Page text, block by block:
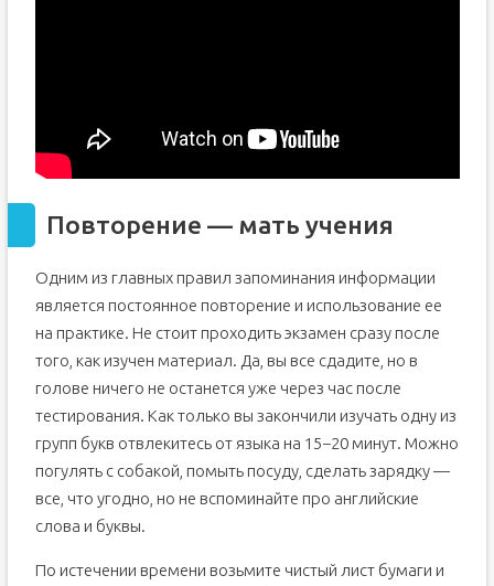
Повторение — мать учения
Одним из главных правил запоминания информации
является постоянное повторение и использование ее
на практике. Не стоит проходить экзамен сразу после
того, как изучен материал. Да, вы все сдадите, но в
голове ничего не останется уже через час после
тестирования. Как только вы закончили изучать одну из
групп букв отвлекитесь от языка на 15−20 минут. Можно
погулять с собакой, помыть посуду, сделать зарядку —
все, что угодно, но не вспоминайте про английские
слова и буквы.
По истечении времени возьмите чистый лист бумаги и